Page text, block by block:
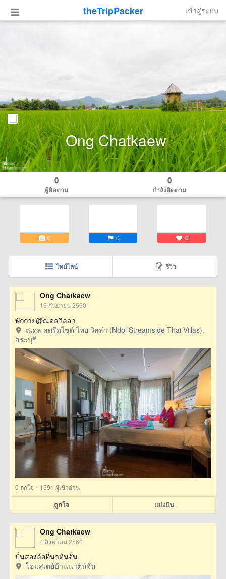
theTripPacker เข้าสู่ระบบ
Ong Chatkaew
0
ผู้ติดตาม
0
กำลังติดตาม
0 0 0
ไทม์ไลน์ รีวิว
Ong Chatkaew
16 กันยายน 2560
พักกาย@ณดลวิลล่า
ณดล สตรีมไซด์ ไทย วิลล่า (Ndol Streamside Thai Villas),
สระบุรี
0 ถูกใจ · 1591 ผู้เข้าอ่าน
ถูกใจ แบ่งปัน
Ong Chatkaew
4 สิงหาคม 2560
ปั่นสองล้อที่นาต้นจั่น
โฮมสเตย์บ้านนาต้นจั่น